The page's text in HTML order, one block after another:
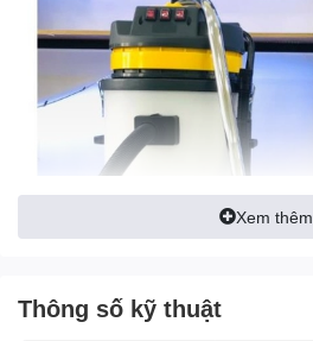
Xem thêm
Thông số kỹ thuật